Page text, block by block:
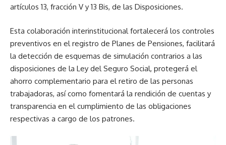
artículos 13, fracción V y 13 Bis, de las Disposiciones.
Esta colaboración interinstitucional fortalecerá los controles
preventivos en el registro de Planes de Pensiones, facilitará
la detección de esquemas de simulación contrarios a las
disposiciones de la Ley del Seguro Social, protegerá el
ahorro complementario para el retiro de las personas
trabajadoras, así como fomentará la rendición de cuentas y
transparencia en el cumplimiento de las obligaciones
respectivas a cargo de los patrones.